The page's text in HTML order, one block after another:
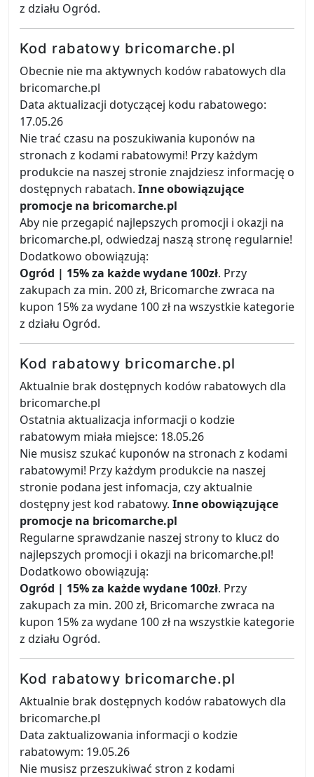
z działu Ogród.
Kod rabatowy bricomarche.pl
Obecnie nie ma aktywnych kodów rabatowych dla
bricomarche.pl
Data aktualizacji dotyczącej kodu rabatowego:
17.05.26
Nie trać czasu na poszukiwania kuponów na
stronach z kodami rabatowymi! Przy każdym
produkcie na naszej stronie znajdziesz informację o
dostępnych rabatach. Inne obowiązujące
promocje na bricomarche.pl
Aby nie przegapić najlepszych promocji i okazji na
bricomarche.pl, odwiedzaj naszą stronę regularnie!
Dodatkowo obowiązują:
Ogród | 15% za każde wydane 100zł. Przy
zakupach za min. 200 zł, Bricomarche zwraca na
kupon 15% za wydane 100 zł na wszystkie kategorie
z działu Ogród.
Kod rabatowy bricomarche.pl
Aktualnie brak dostępnych kodów rabatowych dla
bricomarche.pl
Ostatnia aktualizacja informacji o kodzie
rabatowym miała miejsce: 18.05.26
Nie musisz szukać kuponów na stronach z kodami
rabatowymi! Przy każdym produkcie na naszej
stronie podana jest infomacja, czy aktualnie
dostępny jest kod rabatowy. Inne obowiązujące
promocje na bricomarche.pl
Regularne sprawdzanie naszej strony to klucz do
najlepszych promocji i okazji na bricomarche.pl!
Dodatkowo obowiązują:
Ogród | 15% za każde wydane 100zł. Przy
zakupach za min. 200 zł, Bricomarche zwraca na
kupon 15% za wydane 100 zł na wszystkie kategorie
z działu Ogród.
Kod rabatowy bricomarche.pl
Aktualnie brak dostępnych kodów rabatowych dla
bricomarche.pl
Data zaktualizowania informacji o kodzie
rabatowym: 19.05.26
Nie musisz przeszukiwać stron z kodami